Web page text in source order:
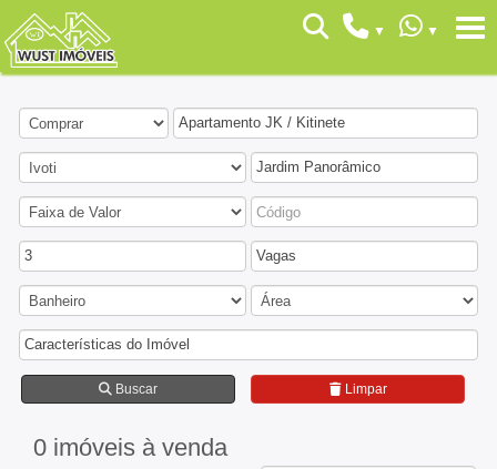
Apartamento JK / Kitinete
Jardim Panorâmico
3 Vagas
Características do Imóvel
Buscar Limpar
0 imóveis à venda